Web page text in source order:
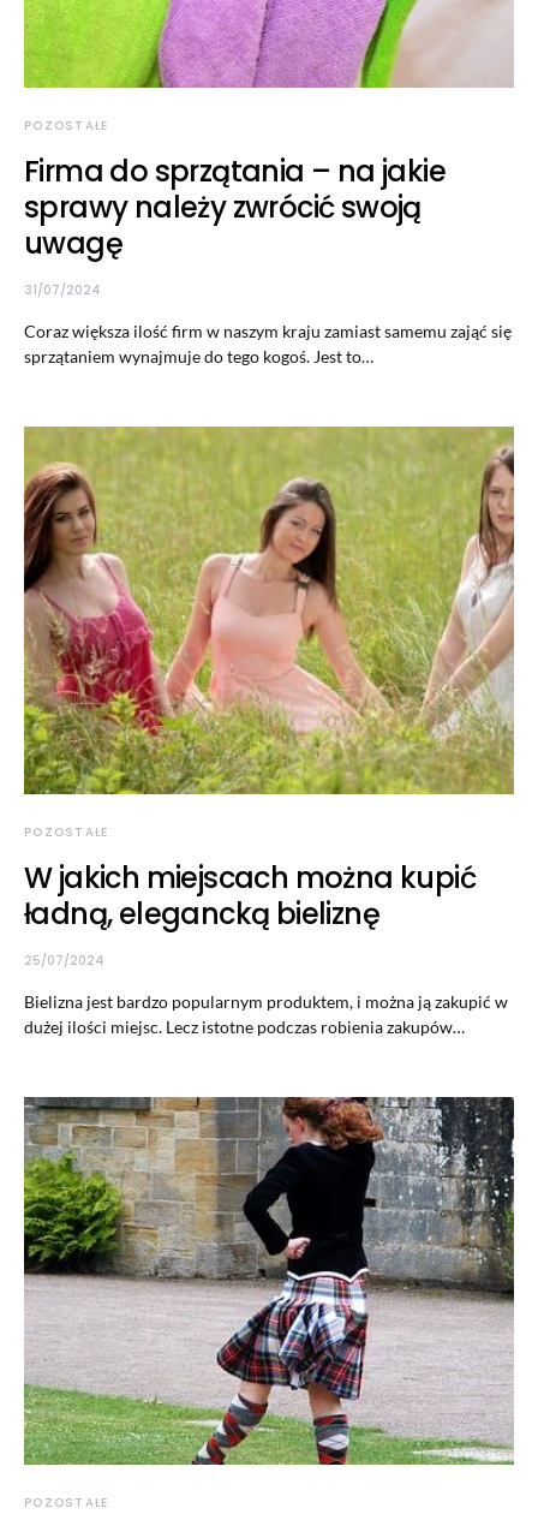
POZOSTAŁE
Firma do sprzątania – na jakie
sprawy należy zwrócić swoją
uwagę
31/07/2024
Coraz większa ilość firm w naszym kraju zamiast samemu zająć się
sprzątaniem wynajmuje do tego kogoś. Jest to…
POZOSTAŁE
W jakich miejscach można kupić
ładną, elegancką bieliznę
25/07/2024
Bielizna jest bardzo popularnym produktem, i można ją zakupić w
dużej ilości miejsc. Lecz istotne podczas robienia zakupów…
POZOSTAŁE